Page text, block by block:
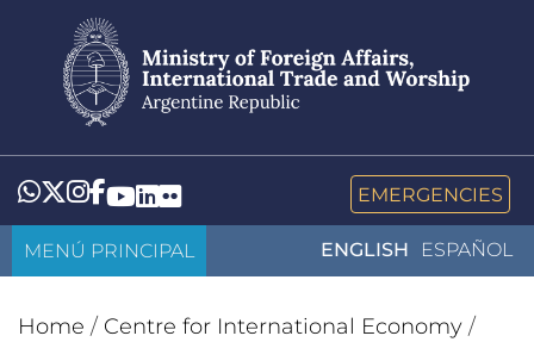
content
Whatsapp
Twitter
Instagram
Facebook
YouTube
LinkedIn
Flickr EMERGENCIES
ENGLISH ESPAÑOL
MENÚ PRINCIPAL
Home / Centre for International Economy /